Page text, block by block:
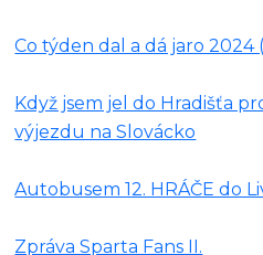
Co týden dal a dá jaro 2024
Když jsem jel do Hradišťa
výjezdu na Slovácko
Autobusem 12. HRÁČE do
Zpráva Sparta Fans II.